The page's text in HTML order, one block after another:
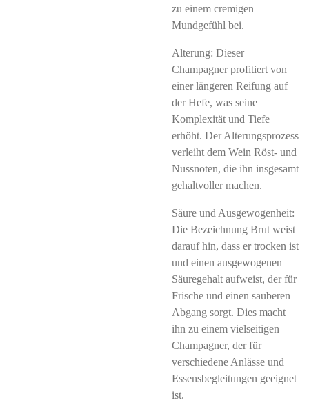
zu einem cremigen
Mundgefühl bei.
Alterung: Dieser
Champagner profitiert von
einer längeren Reifung auf
der Hefe, was seine
Komplexität und Tiefe
erhöht. Der Alterungsprozess
verleiht dem Wein Röst- und
Nussnoten, die ihn insgesamt
gehaltvoller machen.
Säure und Ausgewogenheit:
Die Bezeichnung Brut weist
darauf hin, dass er trocken ist
und einen ausgewogenen
Säuregehalt aufweist, der für
Frische und einen sauberen
Abgang sorgt. Dies macht
ihn zu einem vielseitigen
Champagner, der für
verschiedene Anlässe und
Essensbegleitungen geeignet
ist.